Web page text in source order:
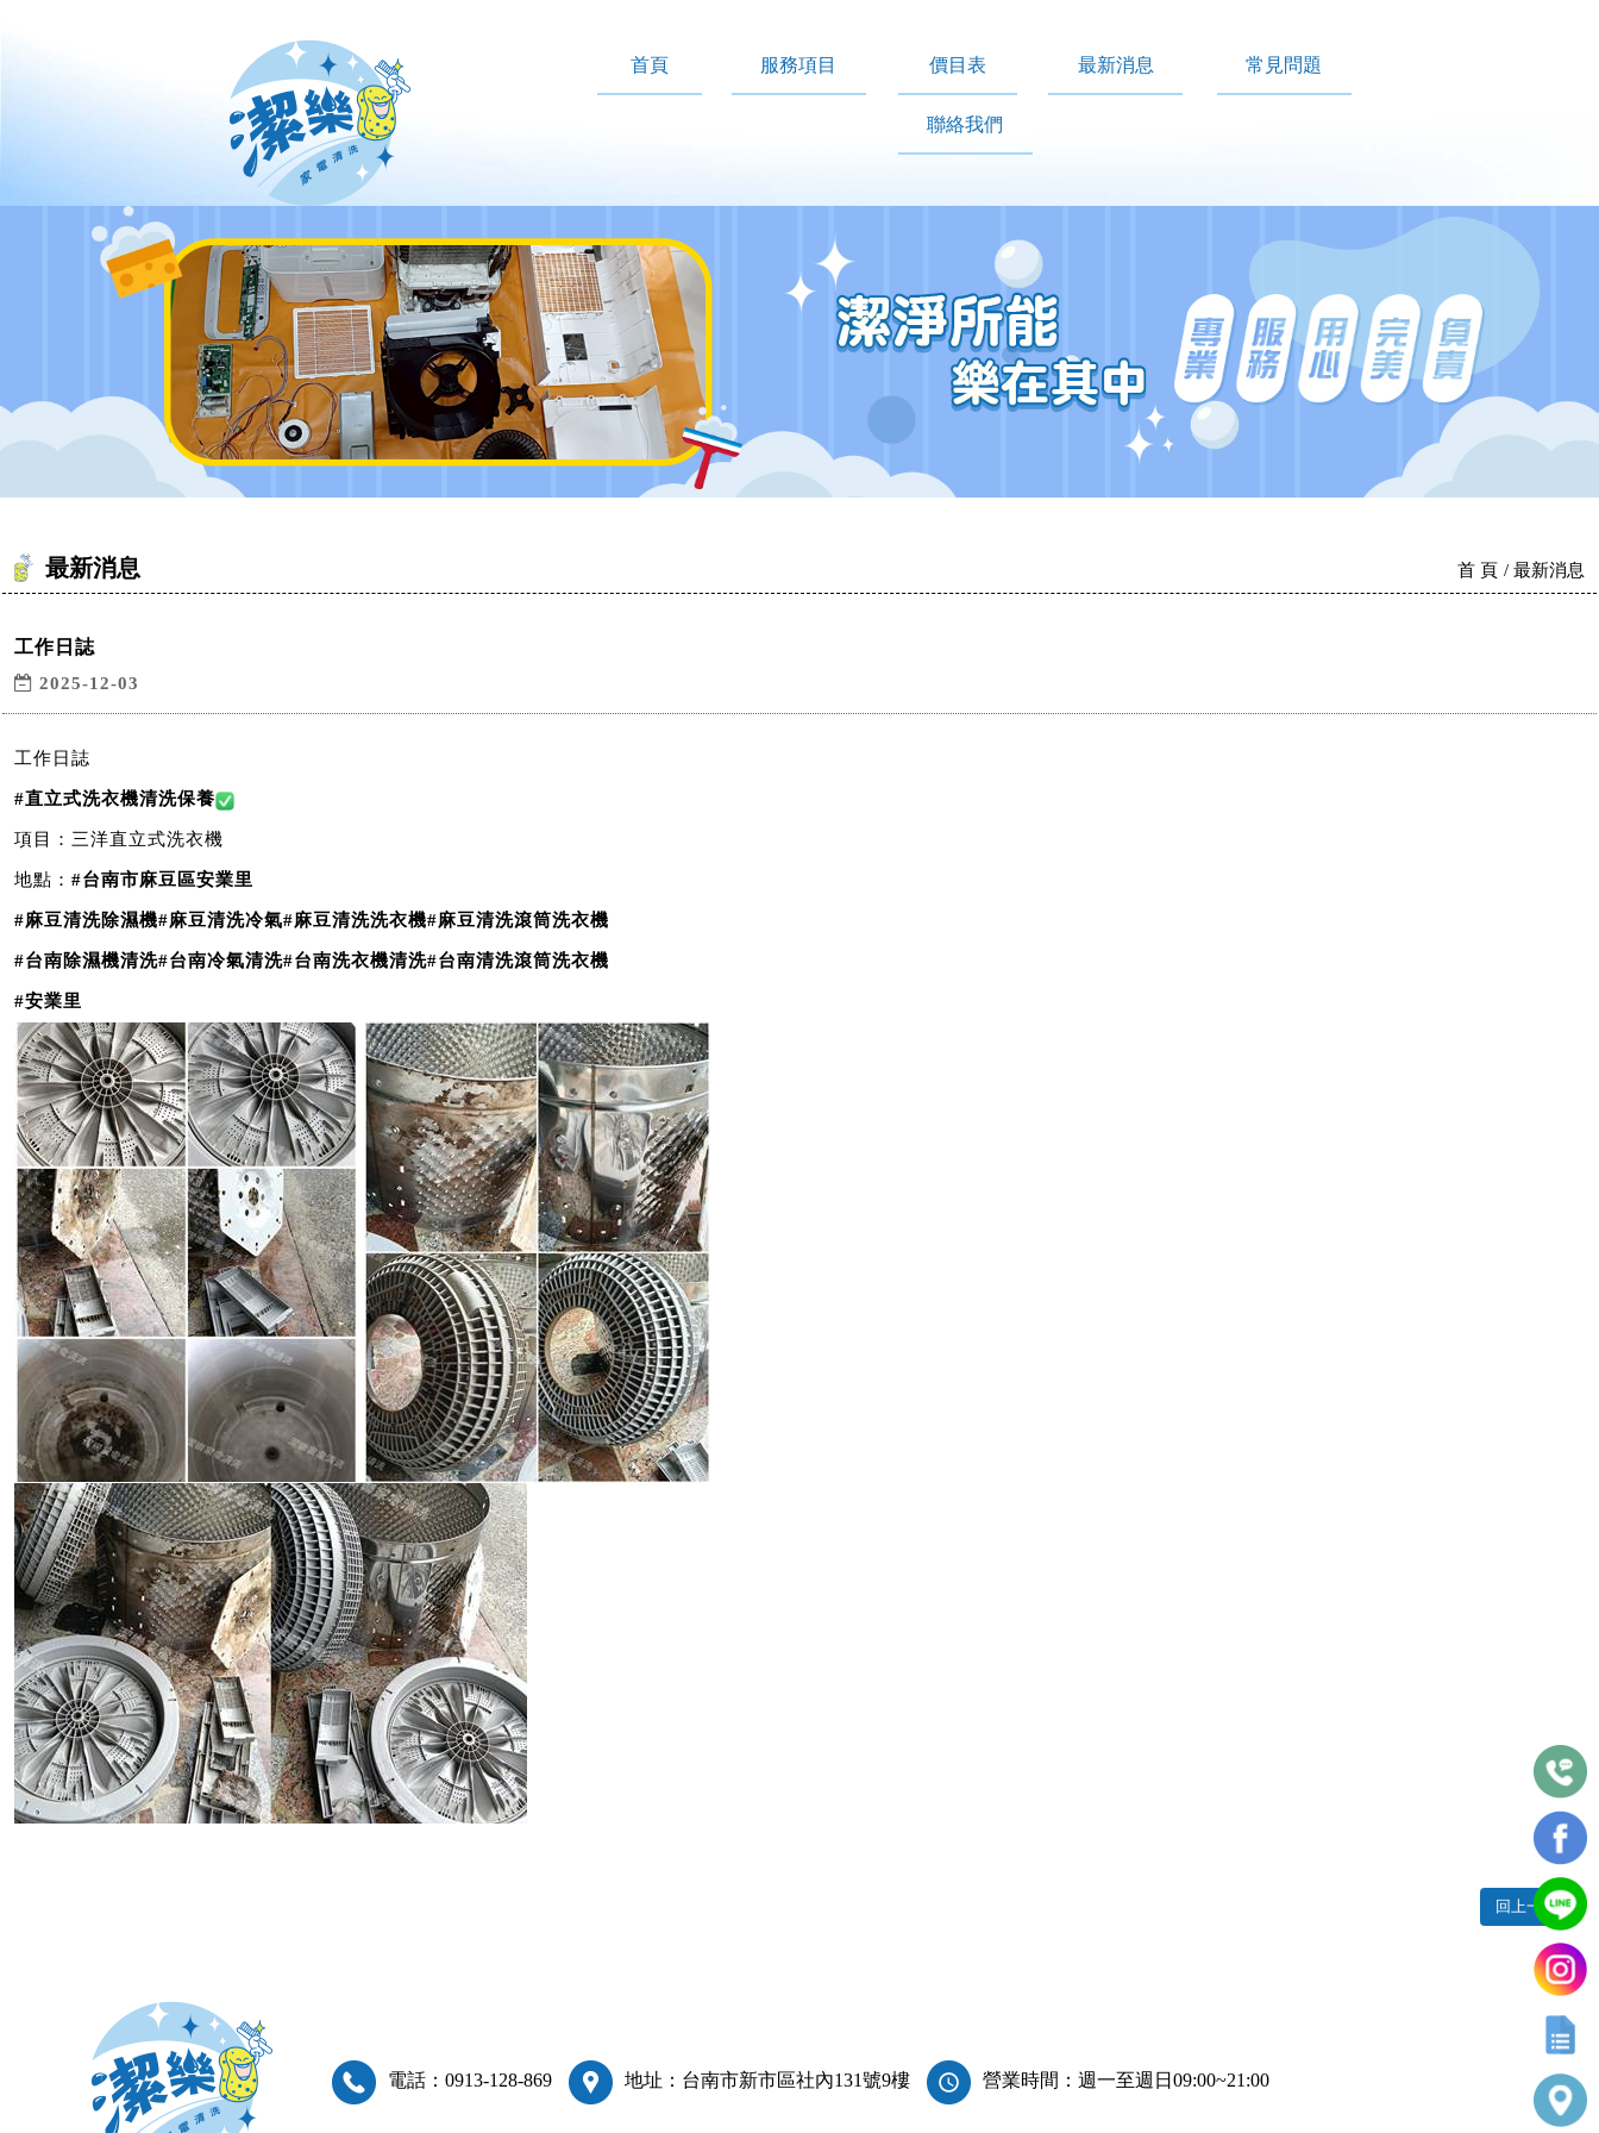
首頁 服務項目 價目表 最新消息 常見問題
聯絡我們
最新消息 首 頁 最新消息
工作日誌
2025-12-03
工作日誌
#直立式洗衣機清洗保養
項目：三洋直立式洗衣機
地點： #台南市麻豆區安業里
#麻豆清洗除濕機#麻豆清洗冷氣#麻豆清洗洗衣機#麻豆清洗滾筒洗衣機
#台南除濕機清洗#台南冷氣清洗#台南洗衣機清洗#台南清洗滾筒洗衣機
#安業里
回上一頁
電話：0913-128-869 地址：台南市新市區社內131號9樓 營業時間：週一至週日09:00~21:00